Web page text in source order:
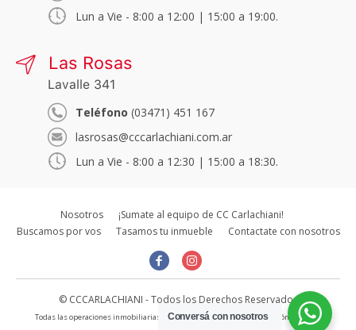
Lun a Vie - 8:00 a 12:00 | 15:00 a 19:00.
Las Rosas
Lavalle 341
Teléfono (03471) 451 167
lasrosas@cccarlachiani.com.ar
Lun a Vie - 8:00 a 12:30 | 15:00 a 18:30.
Nosotros
¡Sumate al equipo de CC Carlachiani!
Buscamos por vos
Tasamos tu inmueble Contactate con nosotros
© CCCARLACHIANI - Todos los Derechos Reservados
Todas las operaciones inmobiliarias son concertadas bajo la intervención directa e
Conversá con nosotros